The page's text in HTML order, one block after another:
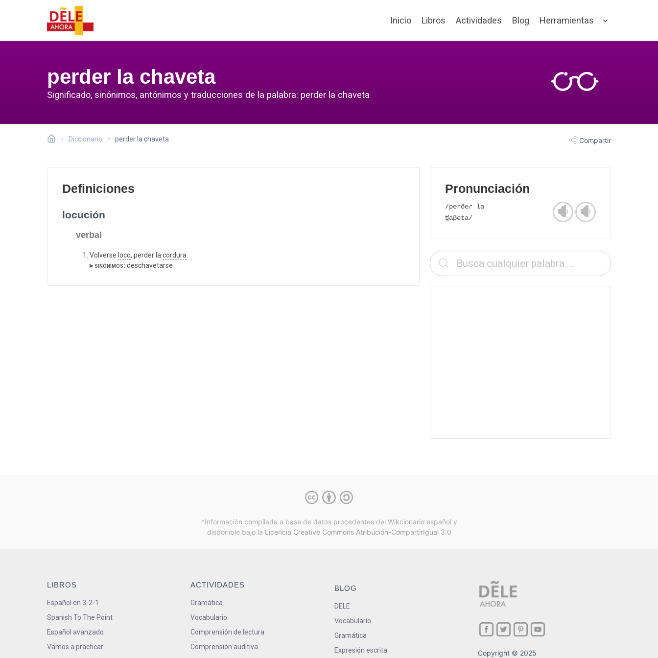
Inicio Libros Actividades Blog Herramientas
perder la chaveta
Significado, sinónimos, antónimos y traducciones de la palabra: perder la chaveta
Diccionario perder la chaveta Compartir
Definiciones
locución
verbal
Volverse loco, perder lacordura.
▸ sinónimos: deschavetarse
Pronunciación
/peɾðeɾ la
ʧaβeta/
*Información compilada a base de datos procedentes del Wikcionario español y
disponible bajo la Licencia Creative Commons Atribución-CompartirIgual 3.0
LIBROS
Español en 3-2-1
Spanish To The Point
Español avanzado
Vamos a practicar
ACTIVIDADES
Gramática
Vocabulario
Comprensión de lectura
Comprensión auditiva
BLOG
DELE
Vocabulario
Gramática
Expresión escrita
Copyright © 2025